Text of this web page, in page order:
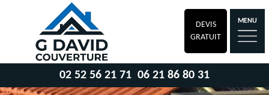
DEVIS
GRATUIT
MENU
02 52 56 21 71 06 21 86 80 31